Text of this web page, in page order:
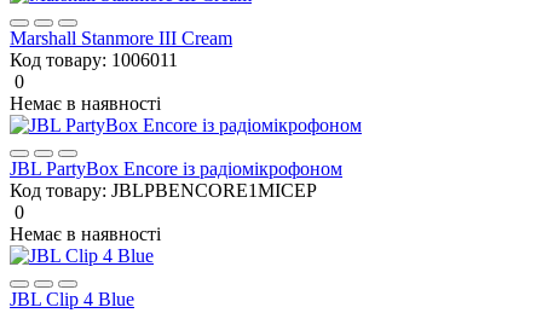
Marshall Stanmore III Cream
Код товару: 1006011
0
Немає в наявності
JBL PartyBox Encore із радіомікрофоном
Код товару: JBLPBENCORE1MICEP
0
Немає в наявності
JBL Clip 4 Blue